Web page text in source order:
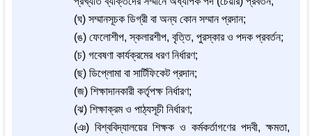
(ঘ) সম্মানসূচক ডিগ্রী বা অন্য কোন সম্মান প্রদান;
(ঙ) ফেলোশীপ, স্কলারশীপ, বৃত্তি, পুরস্কার ও পদক প্রবর্তন;
(চ) গবেষণা কার্যক্রমের ধরণ নির্ধারণ;
(ছ) ডিপ্লোমা বা সার্টিফিকেট প্রদান;
(জ) শিক্ষাদানকারী কর্তৃপক্ষ নির্ধারণ;
(ঝ) শিক্ষাক্রম ও পাঠ্যসূচী নির্ধারণ;
(ঞ) বিশ্ববিদ্যালয়ের শিক্ষক ও কর্মকর্তাগণের পদবী, ক্ষমতা,